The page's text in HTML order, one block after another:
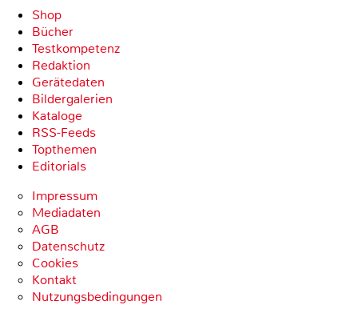
Shop
Bücher
Testkompetenz
Redaktion
Gerätedaten
Bildergalerien
Kataloge
RSS-Feeds
Topthemen
Editorials
Impressum
Mediadaten
AGB
Datenschutz
Cookies
Kontakt
Nutzungsbedingungen